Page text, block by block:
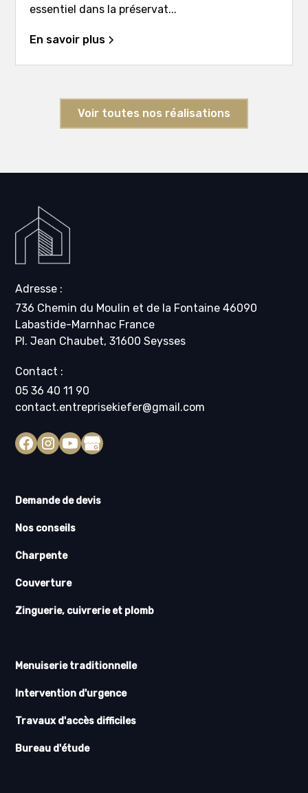
essentiel dans la préservat...
En savoir plus
Voir toutes nos réalisations
Adresse :
736 Chemin du Moulin et de la Fontaine 46090
Labastide-Marnhac France
Pl. Jean Chaubet, 31600 Seysses
Contact :
05 36 40 11 90
contact.entreprisekiefer@gmail.com
Demande de devis
Nos conseils
Charpente
Couverture
Zinguerie, cuivrerie et plomb
Menuiserie traditionnelle
Intervention d'urgence
Travaux d'accès difficiles
Bureau d'étude